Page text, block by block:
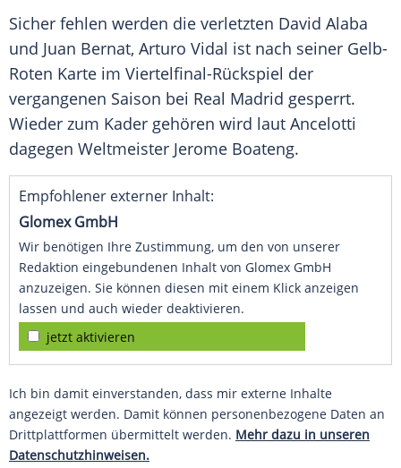
Sicher fehlen werden die verletzten David Alaba
und Juan Bernat, Arturo Vidal ist nach seiner Gelb-
Roten Karte im Viertelfinal-Rückspiel der
vergangenen Saison bei Real Madrid gesperrt.
Wieder zum Kader gehören wird laut Ancelotti
dagegen Weltmeister Jerome Boateng.
Empfohlener externer Inhalt:
Glomex GmbH
Wir benötigen Ihre Zustimmung, um den von unserer
Redaktion eingebundenen Inhalt von Glomex GmbH
anzuzeigen. Sie können diesen mit einem Klick anzeigen
lassen und auch wieder deaktivieren.
jetzt aktivieren
Ich bin damit einverstanden, dass mir externe Inhalte
angezeigt werden. Damit können personenbezogene Daten an
Drittplattformen übermittelt werden. Mehr dazu in unseren
Datenschutzhinweisen.